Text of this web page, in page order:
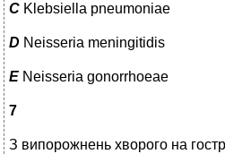
C Klebsiella pneumoniae
D Neisseria meningitidis
E Neisseria gonorrhoeae
7
З випорожнень хворого на